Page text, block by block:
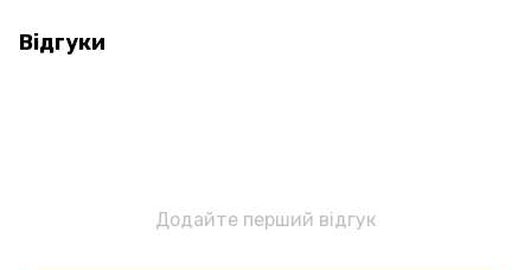
Відгуки
Додайте перший відгук